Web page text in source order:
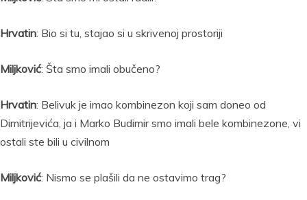
Hrvatin: Bio si tu, stajao si u skrivenoj prostoriji
Miljković: Šta smo imali obučeno?
Hrvatin: Belivuk je imao kombinezon koji sam doneo od
Dimitrijevića, ja i Marko Budimir smo imali bele kombinezone, vi
ostali ste bili u civilnom
Miljković: Nismo se plašili da ne ostavimo trag?